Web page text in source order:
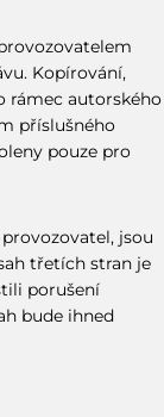
Kopírování,
rámec autorského
příslušného
pouze pro
jsou
třetích stran je
porušení
bude ihned